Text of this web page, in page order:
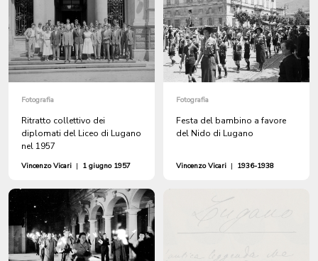
Fotografia
Ritratto collettivo dei
diplomati del Liceo di Lugano
nel 1957
Vincenzo Vicari | 1 giugno 1957
Fotografia
Festa del bambino a favore
del Nido di Lugano
Vincenzo Vicari | 1936-1938